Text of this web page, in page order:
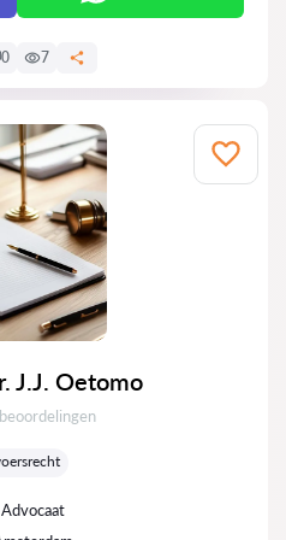
0 7
J.J. Oetomo
Advocaat